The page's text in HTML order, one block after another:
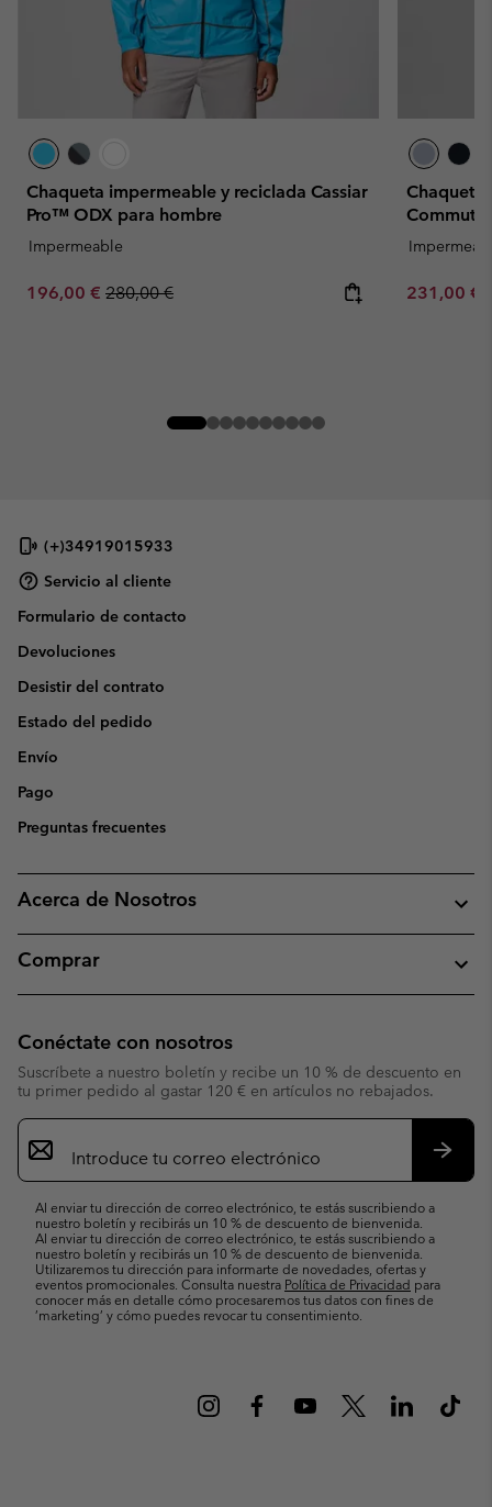
Chaqueta impermeable y reciclada Cassiar
Pro™ ODX para hombre
Impermeable
Sale price:
196,00 € Regular price:
280,00 €
Chaqueta
Minimum
231,00 €
(+)34919015933
Servicio al cliente
Formulario de contacto
Devoluciones
Desistir del contrato
Estado del pedido
Envío
Pago
Preguntas frecuentes
Acerca de Nosotros
Comprar
Conéctate con nosotros
Suscríbete a nuestro boletín y recibe un 10 % de descuento en
tu primer pedido al gastar 120 € en artículos no rebajados.
Suscripción
de
correo
Al enviar tu dirección de correo electrónico, te estás suscribiendo a
nuestro boletín y recibirás un 10 % de descuento de bienvenida.
Al enviar tu dirección de correo electrónico, te estás suscribiendo a
nuestro boletín y recibirás un 10 % de descuento de bienvenida.
Utilizaremos tu dirección para informarte de novedades, ofertas y
eventos promocionales. Consulta nuestra Política de Privacidad para
conocer más en detalle cómo procesaremos tus datos con fines de
’marketing’ y cómo puedes revocar tu consentimiento.